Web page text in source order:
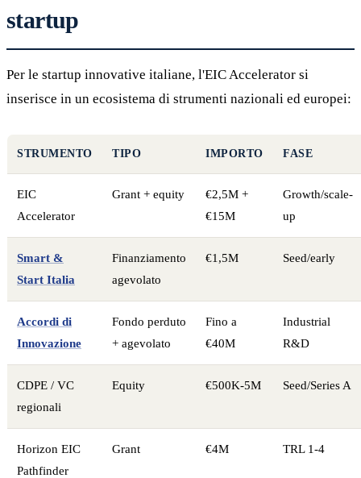
startup
Per le startup innovative italiane, l'EIC Accelerator si
inserisce in un ecosistema di strumenti nazionali ed europei:
STRUMENTO TIPO IMPORTO FASE
EIC
Accelerator
Grant + equity
€2,5M +
€15M
Growth/scale-
up
Smart &
Start Italia
Finanziamento
agevolato
€1,5M Seed/early
Accordi di
Innovazione
Fondo perduto
+ agevolato
Fino a
€40M
Industrial
R&D
CDPE / VC
regionali
Equity €500K-5M Seed/Series A
Horizon EIC
Pathfinder
Grant €4M TRL 1-4